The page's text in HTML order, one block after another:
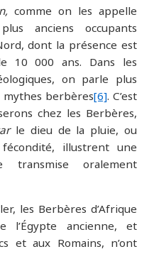
comme on les appelle
anciens occupants
dont la présence est
10 000 ans. Dans les
on parle plus
berbères[6]. C’est
chez les Berbères,
le dieu de la pluie, ou
illustrent une
transmise oralement
les Berbères d’Afrique
ancienne, et
et aux Romains, n’ont